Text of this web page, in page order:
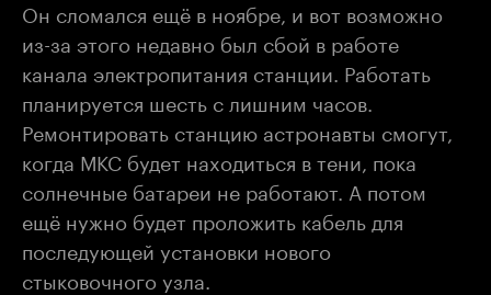
Он сломался ещё в ноябре, и вот возможно
из-за этого недавно был сбой в работе
канала электропитания станции. Работать
планируется шесть с лишним часов.
Ремонтировать станцию астронавты смогут,
когда МКС будет находиться в тени, пока
солнечные батареи не работают. А потом
ещё нужно будет проложить кабель для
последующей установки нового
стыковочного узла.